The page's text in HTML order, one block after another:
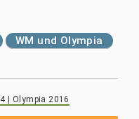
WM und Olympia
| Olympia 2016